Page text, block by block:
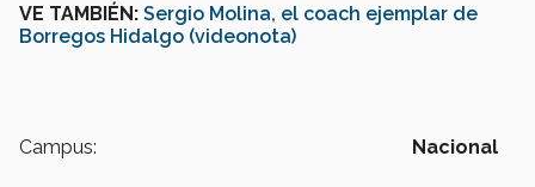
VE TAMBIÉN: Sergio Molina, el coach ejemplar de
Borregos Hidalgo (videonota)
Campus: Nacional